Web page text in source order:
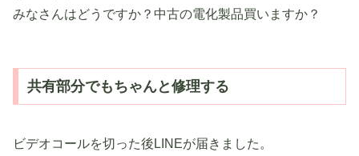
みなさんはどうですか？中古の電化製品買いますか？
共有部分でもちゃんと修理する
ビデオコールを切った後LINEが届きました。